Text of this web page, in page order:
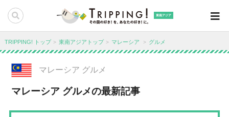
東南アジア
TRIPPING! トップ 東南アジアトップ マレーシア グルメ
マレーシア グルメ
マレーシア グルメの最新記事